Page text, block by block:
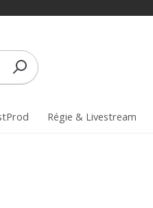
Régie & Livestream